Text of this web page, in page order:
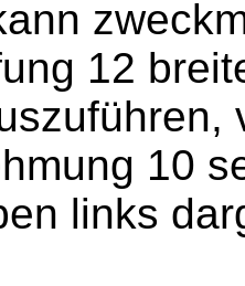
12
10
links